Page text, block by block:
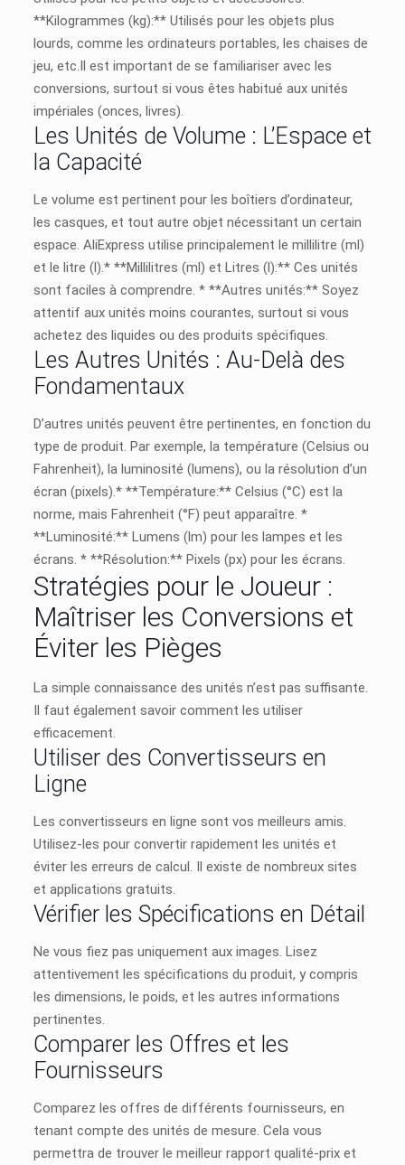
**Kilogrammes (kg):** Utilisés pour les objets plus
lourds, comme les ordinateurs portables, les chaises de
jeu, etc.Il est important de se familiariser avec les
conversions, surtout si vous êtes habitué aux unités
impériales (onces, livres).
Les Unités de Volume : L’Espace et
la Capacité
Le volume est pertinent pour les boîtiers d’ordinateur,
les casques, et tout autre objet nécessitant un certain
espace. AliExpress utilise principalement le millilitre (ml)
et le litre (l).* **Millilitres (ml) et Litres (l):** Ces unités
sont faciles à comprendre. * **Autres unités:** Soyez
attentif aux unités moins courantes, surtout si vous
achetez des liquides ou des produits spécifiques.
Les Autres Unités : Au-Delà des
Fondamentaux
D’autres unités peuvent être pertinentes, en fonction du
type de produit. Par exemple, la température (Celsius ou
Fahrenheit), la luminosité (lumens), ou la résolution d’un
écran (pixels).* **Température:** Celsius (°C) est la
norme, mais Fahrenheit (°F) peut apparaître. *
**Luminosité:** Lumens (lm) pour les lampes et les
écrans. * **Résolution:** Pixels (px) pour les écrans.
Stratégies pour le Joueur :
Maîtriser les Conversions et
Éviter les Pièges
La simple connaissance des unités n’est pas suffisante.
Il faut également savoir comment les utiliser
efficacement.
Utiliser des Convertisseurs en
Ligne
Les convertisseurs en ligne sont vos meilleurs amis.
Utilisez-les pour convertir rapidement les unités et
éviter les erreurs de calcul. Il existe de nombreux sites
et applications gratuits.
Vérifier les Spécifications en Détail
Ne vous fiez pas uniquement aux images. Lisez
attentivement les spécifications du produit, y compris
les dimensions, le poids, et les autres informations
pertinentes.
Comparer les Offres et les
Fournisseurs
Comparez les offres de différents fournisseurs, en
tenant compte des unités de mesure. Cela vous
permettra de trouver le meilleur rapport qualité-prix et